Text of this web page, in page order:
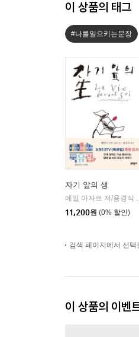
이 상품의 태그
#나를일으키는문장
자기 앞의 생
11,200원 (0% 할인)
검색 페이지에서 선
이 상품의 이벤